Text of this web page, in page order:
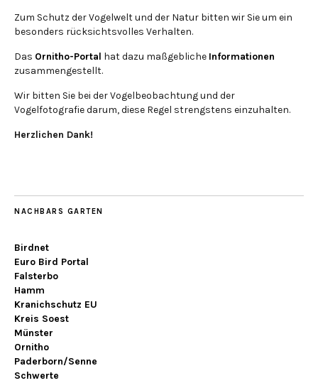
Zum Schutz der Vogelwelt und der Natur bitten wir Sie um ein
besonders rücksichtsvolles Verhalten.
Das Ornitho-Portal hat dazu maßgebliche Informationen
zusammengestellt.
Wir bitten Sie bei der Vogelbeobachtung und der
Vogelfotografie darum, diese Regel strengstens einzuhalten.
Herzlichen Dank!
NACHBARS GARTEN
Birdnet
Euro Bird Portal
Falsterbo
Hamm
Kranichschutz EU
Kreis Soest
Münster
Ornitho
Paderborn/Senne
Schwerte